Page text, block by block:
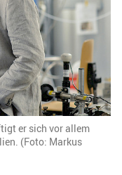
er sich vor allem
(Foto: Markus